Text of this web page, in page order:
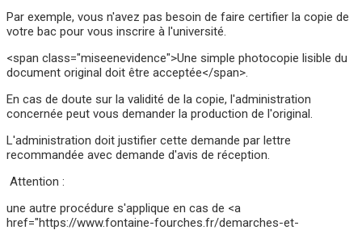
Par exemple, vous n'avez pas besoin de faire certifier la copie de
votre bac pour vous inscrire à l'université.
<span class="miseenevidence">Une simple photocopie lisible du
document original doit être acceptée</span>.
En cas de doute sur la validité de la copie, l'administration
concernée peut vous demander la production de l'original.
L'administration doit justifier cette demande par lettre
recommandée avec demande d'avis de réception.
Attention :
une autre procédure s'applique en cas de <a
href="https://www.fontaine-fourches.fr/demarches-et-